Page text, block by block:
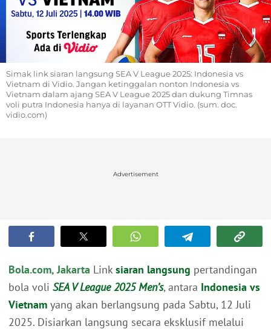
Simak link siaran langsung SEA V League 2025: Indonesia vs
Vietnam di Vidio. Jangan ketinggalan nonton Indonesia vs
Vietnam dalam ajang SEA V League 2025 dan dukung Timnas
voli putra Indonesia hanya di layanan OTT Vidio. (sum. doc.
vidio.com)
Advertisement
Bola.com, Jakarta Link siaran langsung pertandingan
bola voli SEA V League 2025 Men’s, antara Indonesia vs
Vietnam yang akan berlangsung pada Sabtu, 12 Juli
2025. Disiarkan langsung secara eksklusif melalui